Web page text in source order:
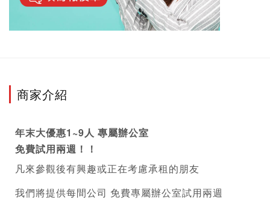
商家介紹
年末大優惠1~9人 專屬辦公室
免費試用兩週！！
凡來參觀後有興趣或正在考慮承租的朋友
我們將提供每間公司 免費專屬辦公室試用兩週